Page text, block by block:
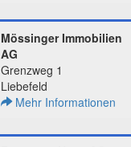
Mössinger Immobilien
AG
Grenzweg 1
Liebefeld
Mehr Informationen